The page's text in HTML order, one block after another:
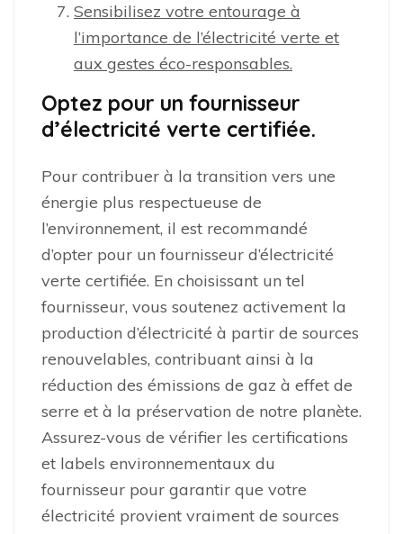
Sensibilisez votre entourage à
l’importance de l’électricité verte et
aux gestes éco-responsables.
Optez pour un fournisseur
d’électricité verte certifiée.
Pour contribuer à la transition vers une
énergie plus respectueuse de
l’environnement, il est recommandé
d’opter pour un fournisseur d’électricité
verte certifiée. En choisissant un tel
fournisseur, vous soutenez activement la
production d’électricité à partir de sources
renouvelables, contribuant ainsi à la
réduction des émissions de gaz à effet de
serre et à la préservation de notre planète.
Assurez-vous de vérifier les certifications
et labels environnementaux du
fournisseur pour garantir que votre
électricité provient vraiment de sources